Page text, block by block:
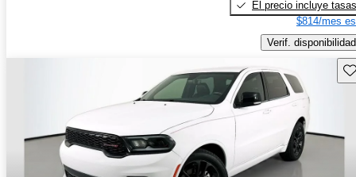
El precio incluye tasas
$814/mes
Verif. disponibilidad